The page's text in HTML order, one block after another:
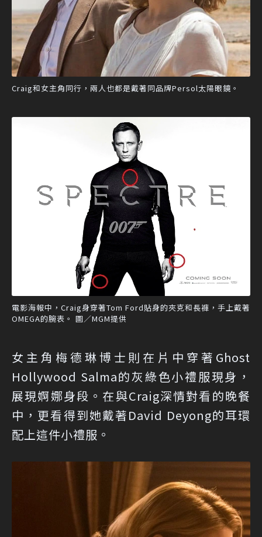
Craig和女主角同行，兩人也都是戴著同品牌Persol太陽眼鏡。
電影海報中，Craig身穿著Tom Ford貼身的夾克和長褲，手上戴著
OMEGA的腕表。 圖／MGM提供
女主角梅德琳博士則在片中穿著Ghost
Hollywood Salma的灰綠色小禮服現身，
展現婀娜身段。在與Craig深情對看的晚餐
中，更看得到她戴著David Deyong的耳環
配上這件小禮服。